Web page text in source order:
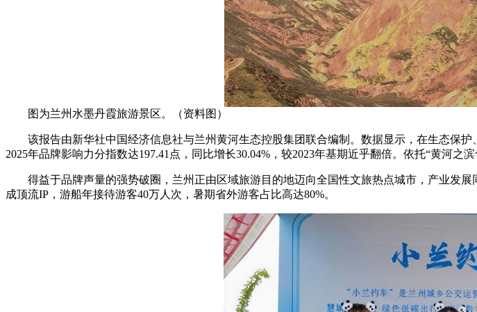
图为兰州水墨丹霞旅游景区。（资料图）
该报告由新华社中国经济信息社与兰州黄河生态控股集团联合编制。数据显示，在生态保护
2025年品牌影响力分指数达197.41点，同比增长30.04%，较2023年基期近乎翻倍。依托“黄河
得益于品牌声量的强势破圈，兰州正由区域旅游目的地迈向全国性文旅热点城市，产业发展
成顶流IP，游船年接待游客40万人次，暑期省外游客占比高达80%。